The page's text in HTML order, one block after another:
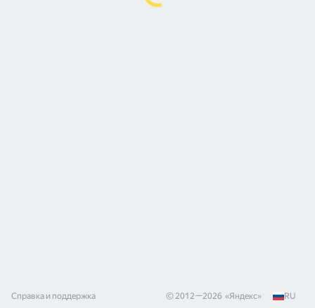
Справка и поддержка © 2012—2026 «Яндекс» RU